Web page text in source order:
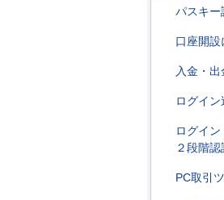
パスキー
口座開設
入金・
ログイ
ログイン
２段階認
PC取引